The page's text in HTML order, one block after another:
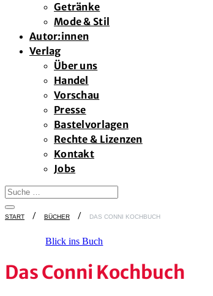
Getränke
Mode & Stil
Autor:innen
Verlag
Über uns
Handel
Vorschau
Presse
Bastelvorlagen
Rechte & Lizenzen
Kontakt
Jobs
START BÜCHER DAS CONNI KOCHBUCH
Blick ins Buch
Das Conni Kochbuch